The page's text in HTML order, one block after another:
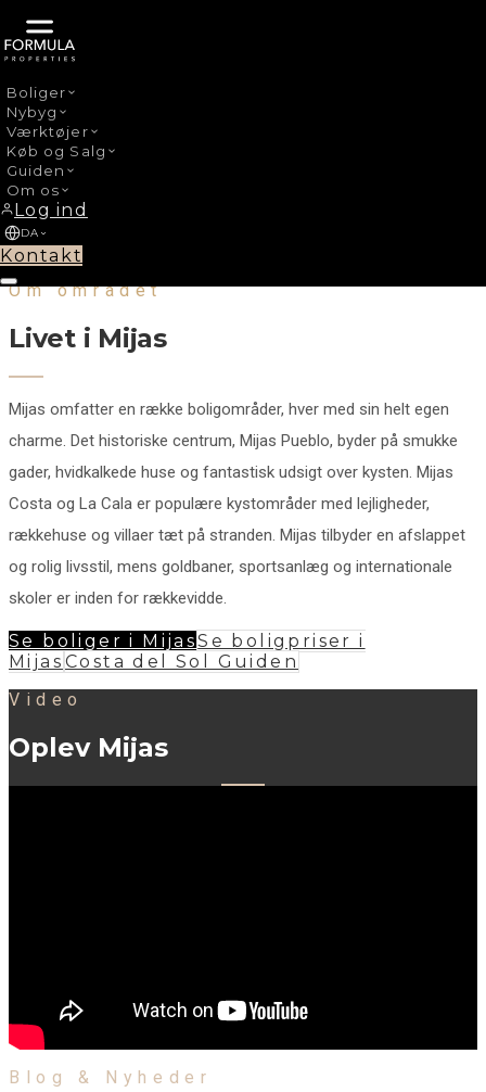
Boliger
Nybyg
Værktøjer
Køb og Salg
Guiden
Om os
Log ind
DA
Kontakt
← Alle områder
Costa del Sol
Mijas
Idyllisk hvidkalket landsby med kystliv
Om området
Livet i Mijas
Mijas omfatter en række boligområder, hver med sin helt egen
charme. Det historiske centrum, Mijas Pueblo, byder på smukke
gader, hvidkalkede huse og fantastisk udsigt over kysten. Mijas
Costa og La Cala er populære kystområder med lejligheder,
rækkehuse og villaer tæt på stranden. Mijas tilbyder en afslappet
og rolig livsstil, mens goldbaner, sportsanlæg og internationale
skoler er inden for rækkevidde.
Se boliger i MijasSe boligpriser i
Mijas Costa del Sol Guiden
Video
Oplev Mijas
Blog & Nyheder